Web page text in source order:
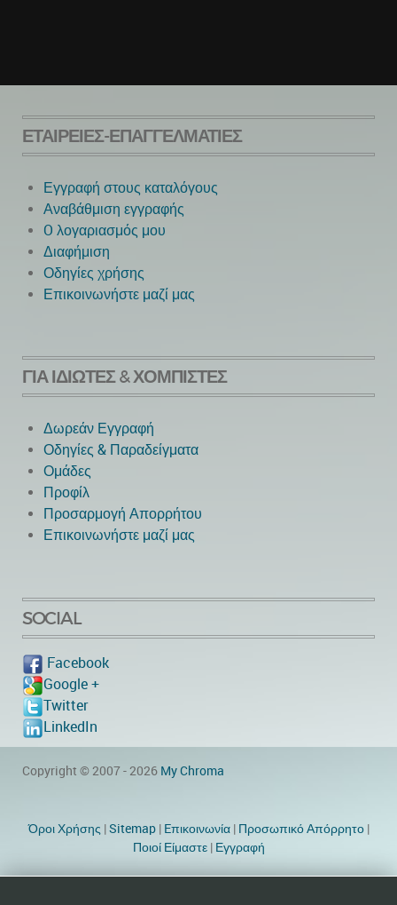
Next
ΕΤΑΙΡΕΊΕΣ-ΕΠΑΓΓΕΛΜΑΤΊΕΣ
Εγγραφή στους καταλόγους
Αναβάθμιση εγγραφής
O λογαριασμός μου
Διαφήμιση
Οδηγίες χρήσης
Επικοινωνήστε μαζί μας
ΓΙΑ ΙΔΙΏΤΕΣ & ΧΟΜΠΊΣΤΕΣ
Δωρεάν Εγγραφή
Οδηγίες & Παραδείγματα
Ομάδες
Προφίλ
Προσαρμογή Απορρήτου
Επικοινωνήστε μαζί μας
SOCIAL
Facebook
Google +
Twitter
LinkedIn
Copyright © 2007 - 2026 My Chroma
Όροι Χρήσης |Sitemap| Eπικοινωνία| Προσωπικό Απόρρητο|
Ποιοί Είμαστε| Εγγραφή